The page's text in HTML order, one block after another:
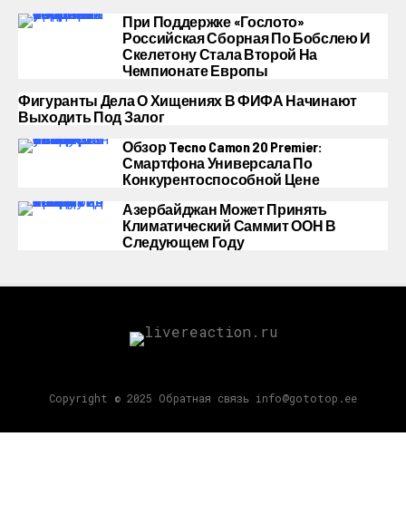
При Поддержке «Гослото»
Российская Сборная По Бобслею И
Скелетону Стала Второй На
Чемпионате Европы
Фигуранты Дела О Хищениях В ФИФА Начинают
Выходить Под Залог
Обзор Tecno Camon 20 Premier:
Смартфона Универсала По
Конкурентоспособной Цене
Азербайджан Может Принять
Климатический Саммит ООН В
Следующем Году
Copyright © 2025 Обратная связь info@gototop.ee